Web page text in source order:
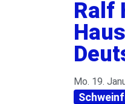
Ralf
Mo. 19.